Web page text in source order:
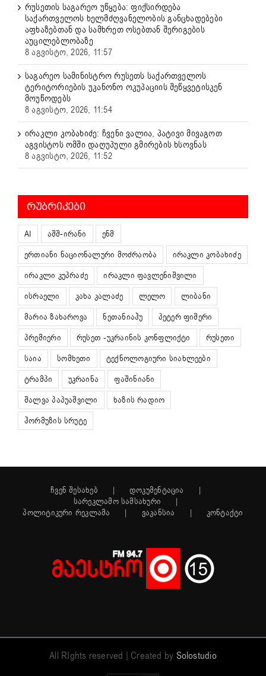
რუსეთის საგარეო უწყება: ფიქსირდება
საქართველოს ხელმძღვანელობის განცხადებები
აფხაზებთან და სამხრეთ ოსებთან შერიგების
აუცილებლობაზე
8 აგვისტო, 2026, 11:57
საგარეო სამინისტრო რუსეთს საქართველოს
ტერიტორიების უკანონო ოკუპაციის შეწყვეტისკენ
მოუწოდებს
8 აგვისტო, 2026, 11:54
ირაკლი კობახიძე: ჩვენი ვალია, პატივი მივაგოთ
აგვისტოს ომში დაღუპული გმირების ხსოვნას
8 აგვისტო, 2026, 11:52
ᲠᲣᲑᲠᲘᲙᲔᲑᲘ
AI აშშ-ირანი
ენმ
ერთიანი ნაციონალური მოძრაობა
ირაკლი კობახიძე
ირაკლი კუპრაძე
ირაკლი ფავლენიშვილი
ისრაელი
კახა კალაძე ლელო
ლიბანი
მარია ზახაროვა
ნეთანიაჰუ
პეტერ ფიშერი
პრემიერი
რუსეთ -უკრაინის კონფლიქტი
რუსეთი
საია
სომხეთი
ტექნოლოგიური სიახლეები
ტრამპი
უკრაინა
ფაშინიანი
შალვა პაპუაშვილი
ხაზის რადიო
ჰორმუზის სრუტე
ჩვენ შესახებ
დოკუმენტაცია
სარეკლამო სამსახური
პოლიტიკური რეკლამა
ვაკანსია კონტაქტი
All RIghts reserved | Created by Solostudio